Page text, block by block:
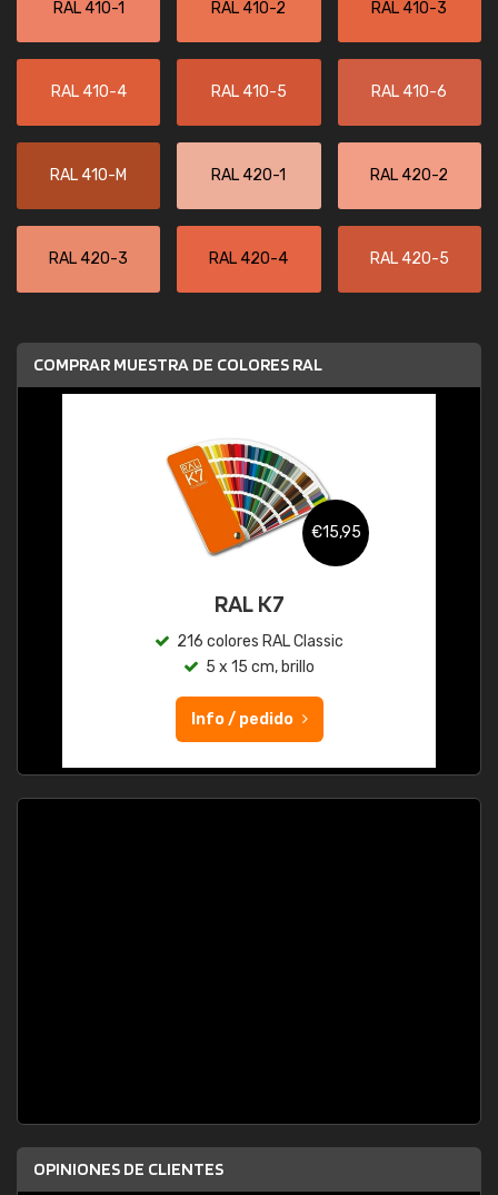
RAL 410-1 RAL 410-2 RAL 410-3
RAL 410-4 RAL 410-5 RAL 410-6
RAL 410-M RAL 420-1 RAL 420-2
RAL 420-3 RAL 420-4 RAL 420-5
COMPRAR MUESTRA DE COLORES RAL
€15,95
RAL K7
216 colores RAL Classic
5 x 15 cm, brillo
Info / pedido
OPINIONES DE CLIENTES